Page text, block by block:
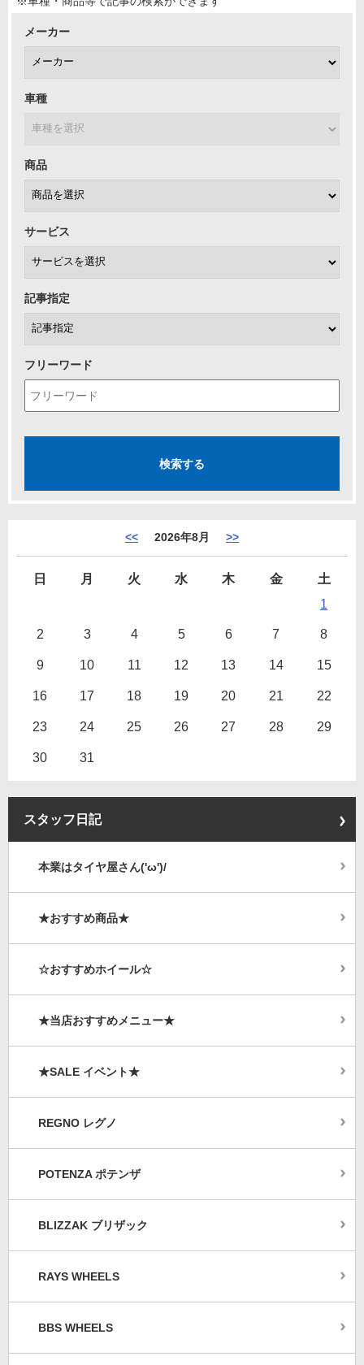
メーカー
車種
商品
サービス
記事指定
フリーワード
<< 2026年8月 >>
日 月 火 水 木 金
土
1
2 3 4 5 6 7 8
9 10 11 12 13 14 15
16 17 18 19 20 21 22
23 24 25 26 27 28 29
30 31
スタッフ日記
本業はタイヤ屋さん('ω')/
★おすすめ商品★
☆おすすめホイール☆
★当店おすすめメニュー★
★SALE イベント★
REGNO レグノ
POTENZA ポテンザ
BLIZZAK ブリザック
RAYS WHEELS
BBS WHEELS